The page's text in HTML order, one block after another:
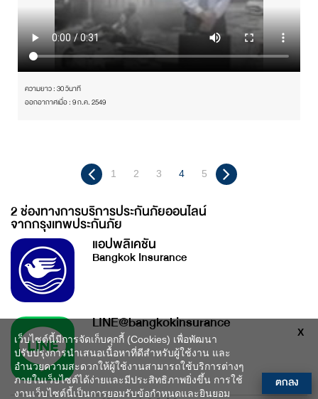
ความยาว : 30 วินาที
ออกอากาศเมื่อ : 9 ก.ค. 2549
1 2 3 4 5
2 ช่องทางการบริการประกันภัยออนไลน์
จากกรุงเทพประกันภัย
แอปพลิเคชัน
Bangkok Insurance
LINE@bangkokinsurance X
เว็บไซต์นี้มีการจัดเก็บคุกกี้ (Cookies) เพื่อพัฒนา
ปรับปรุงการนำเสนอเนื้อหาที่ดีสำหรับผู้ใช้งาน และ
อำนวยความสะดวกให้ผู้ใช้งานสามารถใช้บริการต่างๆ
ภายในเว็บไซต์ได้ง่ายและมีประสิทธิภาพยิ่งขึ้น การใช้
งานเว็บไซต์นี้เป็นการยอมรับข้อกำหนดและยินยอม
ตกลง